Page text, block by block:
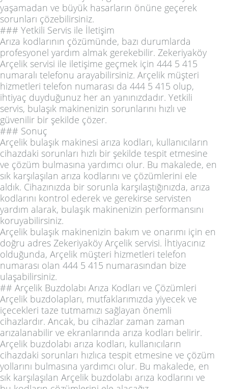
yaşamadan ve büyük hasarların önüne geçerek
sorunları çözebilirsiniz.
### Yetkili Servis ile İletişim
Arıza kodlarının çözümünde, bazı durumlarda
profesyonel yardım almak gerekebilir. Zekeriyaköy
Arçelik servisi ile iletişime geçmek için 444 5 415
numaralı telefonu arayabilirsiniz. Arçelik müşteri
hizmetleri telefon numarası da 444 5 415 olup,
ihtiyaç duyduğunuz her an yanınızdadır. Yetkili
servis, bulaşık makinenizin sorunlarını hızlı ve
güvenilir bir şekilde çözer.
### Sonuç
Arçelik bulaşık makinesi arıza kodları, kullanıcıların
cihazdaki sorunları hızlı bir şekilde tespit etmesine
ve çözüm bulmasına yardımcı olur. Bu makalede, en
sık karşılaşılan arıza kodlarını ve çözümlerini ele
aldık. Cihazınızda bir sorunla karşılaştığınızda, arıza
kodlarını kontrol ederek ve gerekirse servisten
yardım alarak, bulaşık makinenizin performansını
koruyabilirsiniz.
Arçelik bulaşık makinenizin bakım ve onarımı için en
doğru adres Zekeriyaköy Arçelik servisi. İhtiyacınız
olduğunda, Arçelik müşteri hizmetleri telefon
numarası olan 444 5 415 numarasından bize
ulaşabilirsiniz.
## Arçelik Buzdolabı Arıza Kodları ve Çözümleri
Arçelik buzdolapları, mutfaklarımızda yiyecek ve
içecekleri taze tutmamızı sağlayan önemli
cihazlardır. Ancak, bu cihazlar zaman zaman
arızalanabilir ve ekranlarında arıza kodları belirir.
Arçelik buzdolabı arıza kodları, kullanıcıların
cihazdaki sorunları hızlıca tespit etmesine ve çözüm
yollarını bulmasına yardımcı olur. Bu makalede, en
sık karşılaşılan Arçelik buzdolabı arıza kodlarını ve